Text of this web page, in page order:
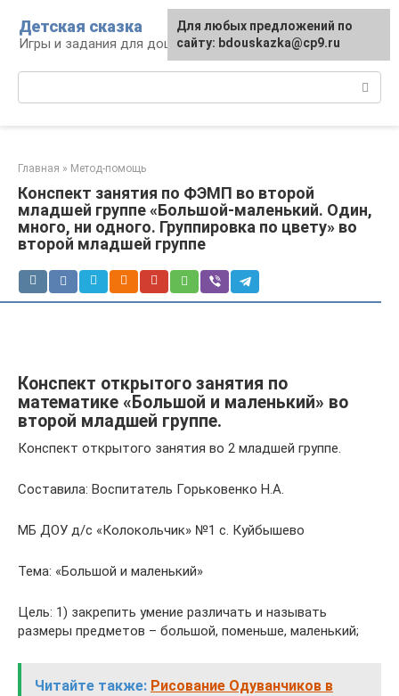
контенту
Детская сказка
Игры и задания для дошкольников
Главная » Метод-помощь
Конспект занятия по ФЭМП во второй
младшей группе «Большой-маленький. Один,
много, ни одного. Группировка по цвету» во
второй младшей группе
Конспект открытого занятия по
математике «Большой и маленький» во
второй младшей группе.
Конспект открытого занятия во 2 младшей группе.
Составила: Воспитатель Горьковенко Н.А.
МБ ДОУ д/с «Колокольчик» №1 с. Куйбышево
Тема: «Большой и маленький»
Цель: 1) закрепить умение различать и называть
размеры предметов – большой, поменьше, маленький;
Читайте также: Рисование Одуванчиков в
Для любых предложений по
сайту: bdouskazka@cp9.ru